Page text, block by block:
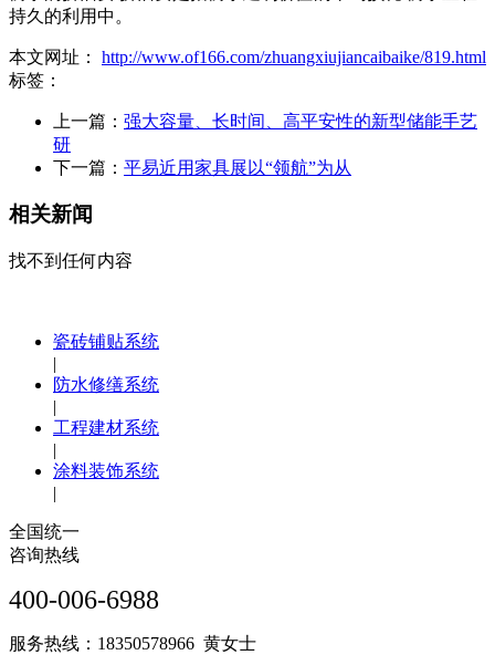
本文网址： http://www.of166.com/zhuangxiujiancaibaike/819.html
标签：
上一篇： 强大容量、长时间、高平安性的新型储能手艺
研
下一篇： 平易近用家具展以“领航”为从
相关新闻
找不到任何内容
瓷砖铺贴系统
|
防水修缮系统
|
工程建材系统
|
涂料装饰系统
|
全国统一
咨询热线
400-006-6988
服务热线：18350578966 黄女士